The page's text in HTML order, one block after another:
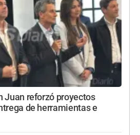
Juan reforzó proyectos
de herramientas e